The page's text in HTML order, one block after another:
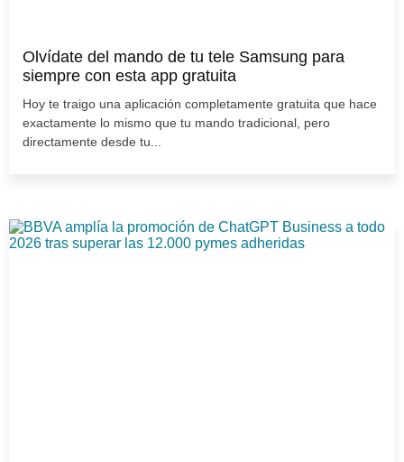
Olvídate del mando de tu tele Samsung para
siempre con esta app gratuita
Hoy te traigo una aplicación completamente gratuita que hace
exactamente lo mismo que tu mando tradicional, pero
directamente desde tu...